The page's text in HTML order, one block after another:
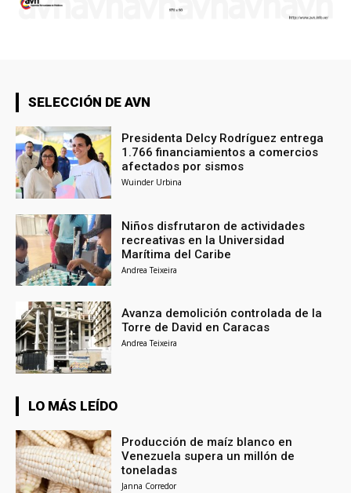
SELECCIÓN DE AVN
Presidenta Delcy Rodríguez entrega
1.766 financiamientos a comercios
afectados por sismos
Wuinder Urbina
Niños disfrutaron de actividades
recreativas en la Universidad
Marítima del Caribe
Andrea Teixeira
Avanza demolición controlada de la
Torre de David en Caracas
Andrea Teixeira
LO MÁS LEÍDO
Producción de maíz blanco en
Venezuela supera un millón de
toneladas
Janna Corredor